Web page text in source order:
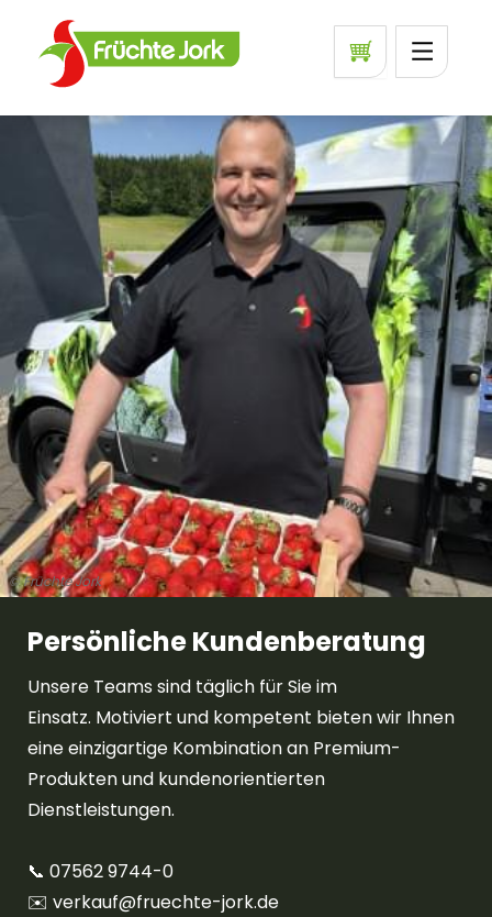
© Früchte Jork
Persönliche Kundenberatung
Unsere Teams sind täglich für Sie im
Einsatz. Motiviert und kompetent bieten wir Ihnen
eine einzigartige Kombination an Premium-
Produkten und kundenorientierten
Dienstleistungen.
📞 07562 9744-0
✉️️ verkauf@fruechte-jork.de